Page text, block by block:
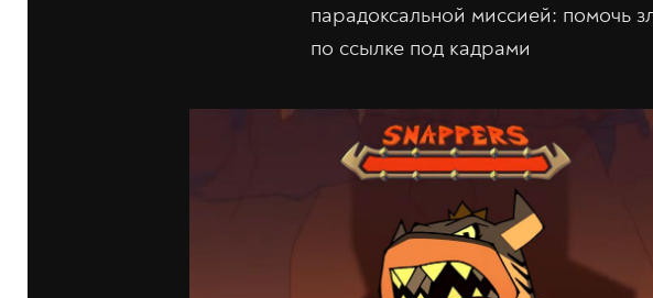
парадоксальной миссией: помочь
по ссылке под кадрами